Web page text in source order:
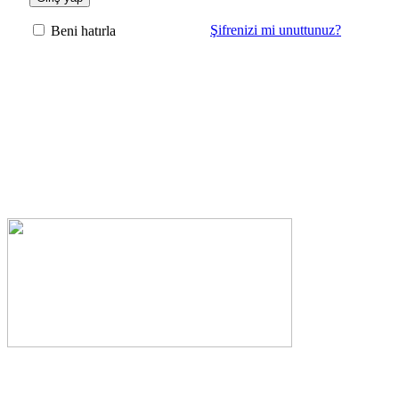
Şifrenizi mi unuttunuz?
Beni hatırla